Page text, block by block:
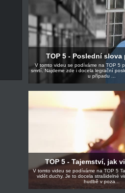
TOP 5 - Poslední slova
V tomto videu se podíváme na TOP 5
smrtí. Najdeme zde i docela legrační
u případu ...
TOP 5 - Tajemství, jak
V tomto videu se podíváme na TOP 5
vidět duchy. Je to docela strašidelné
hudbě v poza...